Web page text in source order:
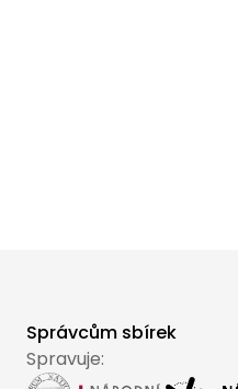
Správcům sbírek
Spravuje: